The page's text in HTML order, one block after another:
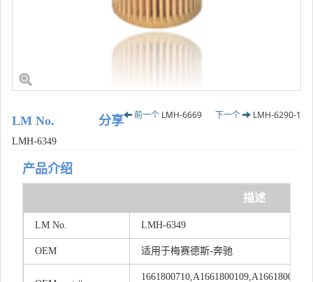
LM No.
LMH-6349
分享 前一个 LMH-6669 下一个 LMH-6290-1
产品介绍
描述
LM No. LMH-6349
OEM 适用于梅赛德斯-奔驰